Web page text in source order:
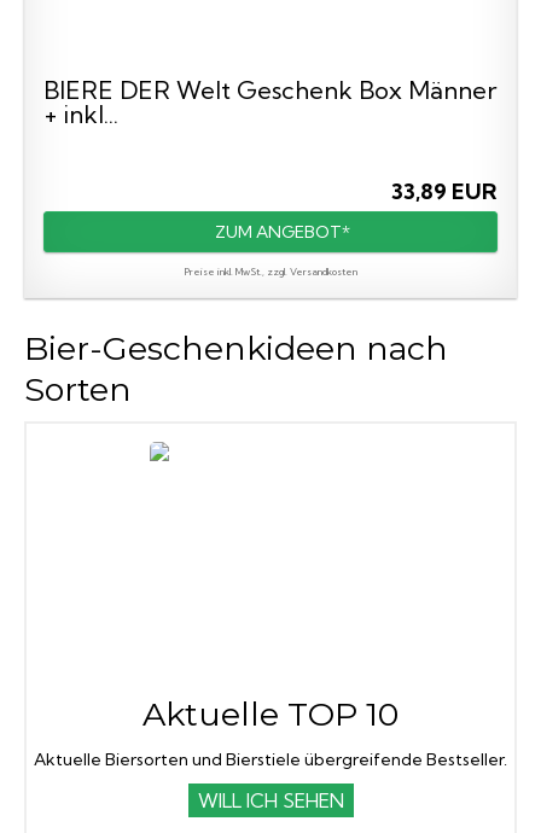
BIERE DER Welt Geschenk Box Männer
+ inkl...
33,89 EUR
ZUM ANGEBOT*
Preise inkl. MwSt., zzgl. Versandkosten
Bier-Geschenkideen nach
Sorten
Aktuelle TOP 10
Aktuelle Biersorten und Bierstiele übergreifende Bestseller.
WILL ICH SEHEN